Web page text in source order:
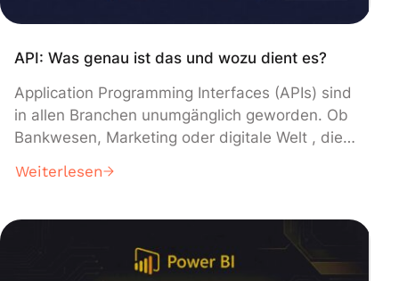
API: Was genau ist das und wozu dient es?
Application Programming Interfaces (APIs) sind
in allen Branchen unumgänglich geworden. Ob
Bankwesen, Marketing oder digitale Welt , die
der zu verarbeitenden Daten. Aber was genau
API (Application Programming Interface) ist ein
Programm, das es zwei verschiedenen
Anwendungen ermöglicht, […]
Weiterlesen